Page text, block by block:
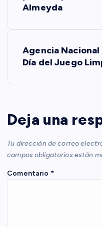
c
i
ó
Almeyda
Agencia
Día del Juego
Deja una
Tu dirección de correo
campos obligatorios están
Comentario *